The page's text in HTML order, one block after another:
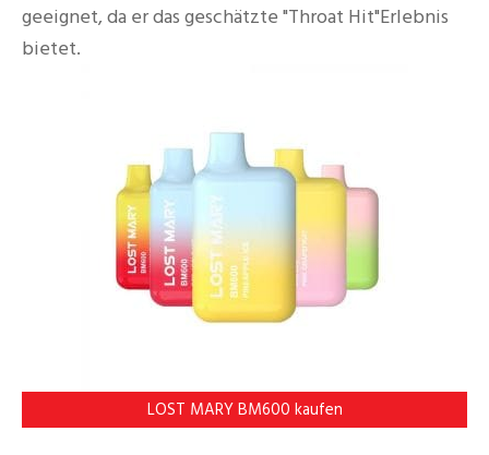
geeignet, da er das geschätzte "Throat Hit"Erlebnis
bietet.
LOST MARY BM600 kaufen